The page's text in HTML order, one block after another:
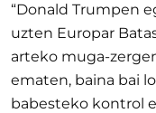
“Donald Trumpen
uzten Europar
arteko muga-
ematen, baina bai
babesteko kontrol